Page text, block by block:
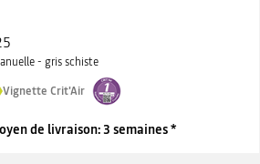
- gris schiste
Vignette Crit'Air
de livraison: 3 semaines *